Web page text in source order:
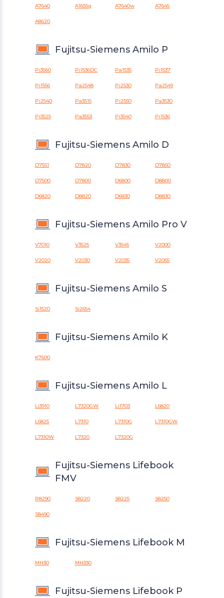
A7640 A1655g A7640w A7645
A8620
Fujitsu-Siemens Amilo P
Pi3560 Pi1536DC Pa1535 Pi1537
Pi1556 Pa2548 Pi2530 Pa2549
Pi2540 Pa3515 Pi2550 Pa3530
Pi3525 Pa3553 Pi3540 Pi1536
Fujitsu-Siemens Amilo D
D7551 D7820 D7830 D7850
D7500 D7800 D6800 D8800
D6820 D8820 D6830 D8830
Fujitsu-Siemens Amilo Pro V
V7010 V3525 V3545 V2000
V2020 V2030 V2035 V2055
Fujitsu-Siemens Amilo S
Si1520 Si2654
Fujitsu-Siemens Amilo K
K7600
Fujitsu-Siemens Amilo L
Li3910 L7320GW Li1703 L6820
L6825 L7310 L7310G L7310GW
L7310W L7320 L7320G
Fujitsu-Siemens Lifebook
FMV
R8290 S8220 S8225 S8250
S8490
Fujitsu-Siemens Lifebook M
MH30 MH330
Fujitsu-Siemens Lifebook P